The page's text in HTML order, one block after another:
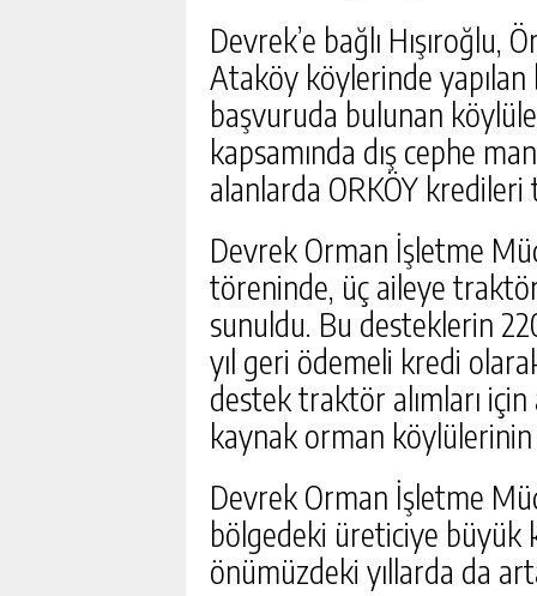
Devrek’e bağlı
Ataköy köylerinde yapılan
başvuruda bulunan
kapsamında dış cephe
alanlarda ORKÖY kredileri
Devrek Orman İşletme
töreninde, üç aileye traktör
sunuldu. Bu desteklerin
yıl geri ödemeli kredi
destek traktör alımları
kaynak orman
Devrek Orman İşletme
bölgedeki üreticiye büyük
önümüzdeki yıllarda da